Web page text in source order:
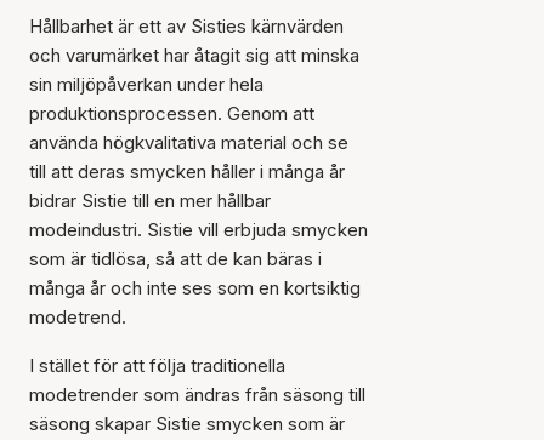
Hållbarhet är ett av Sisties kärnvärden
och varumärket har åtagit sig att minska
sin miljöpåverkan under hela
produktionsprocessen. Genom att
använda högkvalitativa material och se
till att deras smycken håller i många år
bidrar Sistie till en mer hållbar
modeindustri. Sistie vill erbjuda smycken
som är tidlösa, så att de kan bäras i
många år och inte ses som en kortsiktig
modetrend.
I stället för att följa traditionella
modetrender som ändras från säsong till
säsong skapar Sistie smycken som är